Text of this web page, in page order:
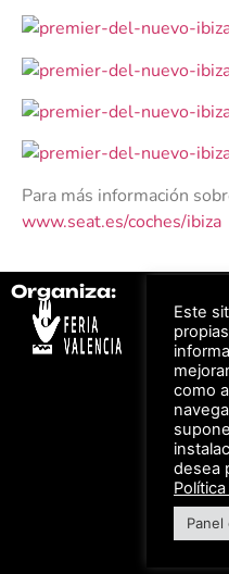
Para más información
www.seat.es/coches/ibiza
Organiza:
Bonos
los
Valencia
de
Este
como
desea
Panel